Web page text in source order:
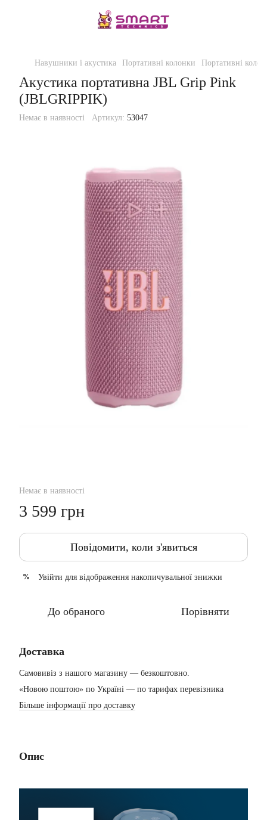
Навушники і акустика Портативні колонки Портативні
Акустика портативна JBL Grip Pink
(JBLGRIPPIK)
Немає в наявності Артикул: 53047
Немає в наявності
3 599 грн
Повідомити, коли з'явиться
% Увійти для відображення накопичувальної знижки
До обраного Порівняти
Доставка
Самовивіз з нашого магазину — безкоштовно.
«Новою поштою» по Україні — по тарифах перевізника
Більше інформації про доставку
Опис